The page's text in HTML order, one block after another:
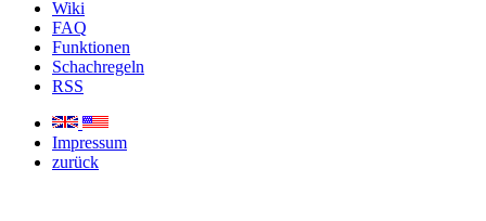
Wiki
FAQ
Funktionen
Schachregeln
RSS
Impressum
zurück